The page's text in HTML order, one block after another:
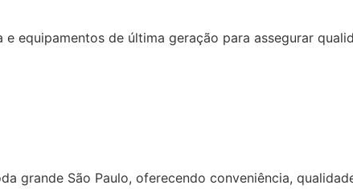
equipamentos de última geração para assegurar
grande São Paulo, oferecendo conveniência,